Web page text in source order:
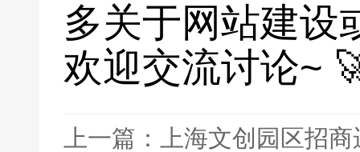
多关于网站建设
欢迎交流讨论~
上一篇：上海文创园区招